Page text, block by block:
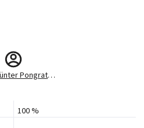
Patrick Günter Pongratz, BSc
100 %